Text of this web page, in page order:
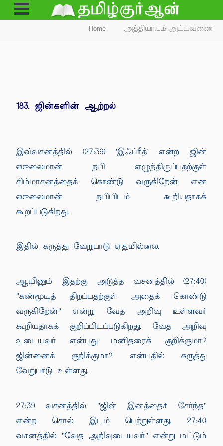
Open
Menu
Home அத்தியாயம் அட்டவணை
183. ஜின்களின் ஆற்றல்
இவ்வசனத்தில் (27:39) 'இஃப்ரீத்' என்ற ஜின்
ஸுலைமான் நபி எழுந்திருப்பதற்குள்
சிம்மாசனத்தைக் கொண்டு வருகிறேன் என
ஸுலைமான் நபியிடம் கூறியதாகக்
கூறப்படுகிறது.
இதில் கருத்து வேறுபாடு ஏதுமில்லை.
ஆயினும் இதற்கு அடுத்த வசனத்தில் (27:40)
"கண்மூடித் திறப்பதற்குள் அதைக் கொண்டு
வருகிறேன்" என்று வேத அறிவு உள்ளவர்
கூறியதாகக் குறிப்பிடப்படுகிறது. வேத அறிவு
உடையவர் என்பது மனிதரைக் குறிக்குமா?
ஜின்னைக் குறிக்குமா? என்பதில் கருத்து
வேறுபாடு உள்ளது.
27:39 வசனத்தில் "ஜின் இனத்தைச் சேர்ந்த"
என்ற சொல் இடம் பெற்றுள்ளது. 27:40
வசனத்தில் "வேத அறிவுடையவர்" என்று மட்டும்